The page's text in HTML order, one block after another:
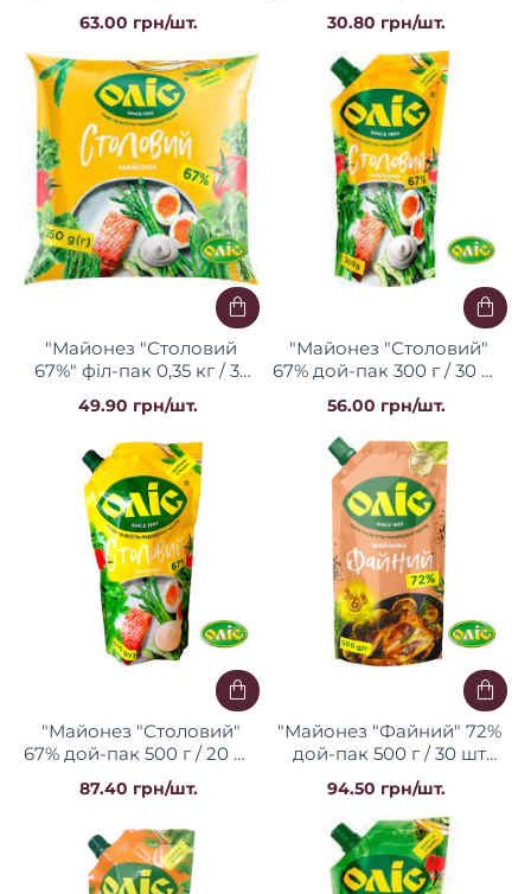
63.00 грн/шт. 30.80 грн/шт.
"Майонез "Столовий
67%" філ-пак 0,35 кг / 33
шт Оліс
49.90 грн/шт.
"Майонез "Столовий"
67% дой-пак 300 г / 30 шт
56.00 грн/шт.
"Майонез "Столовий"
67% дой-пак 500 г / 20 шт
87.40 грн/шт.
"Майонез "Файний" 72%
дой-пак 500 г / 30 шт
94.50 грн/шт.